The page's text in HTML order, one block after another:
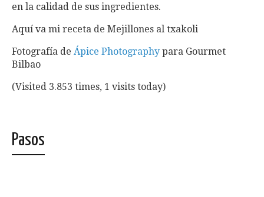
en la calidad de sus ingredientes.
Aquí va mi receta de Mejillones al txakoli
Fotografía de Ápice Photography para Gourmet
Bilbao
(Visited 3.853 times, 1 visits today)
Pasos